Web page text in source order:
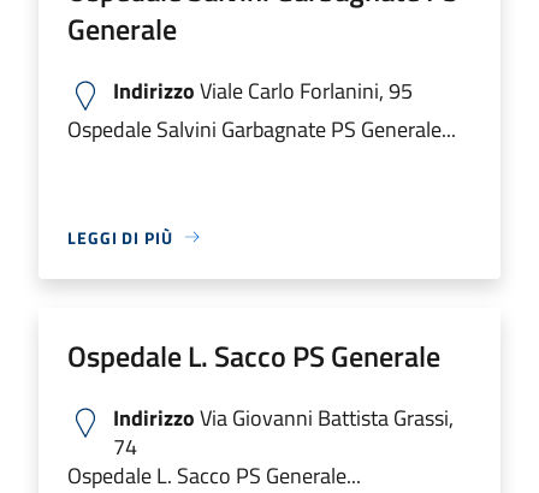
Generale
IndirizzoViale Carlo Forlanini, 95
Ospedale Salvini Garbagnate PS Generale...
LEGGI DI PIÙ
Ospedale L. Sacco PS Generale
IndirizzoVia Giovanni Battista Grassi,
74
Ospedale L. Sacco PS Generale...